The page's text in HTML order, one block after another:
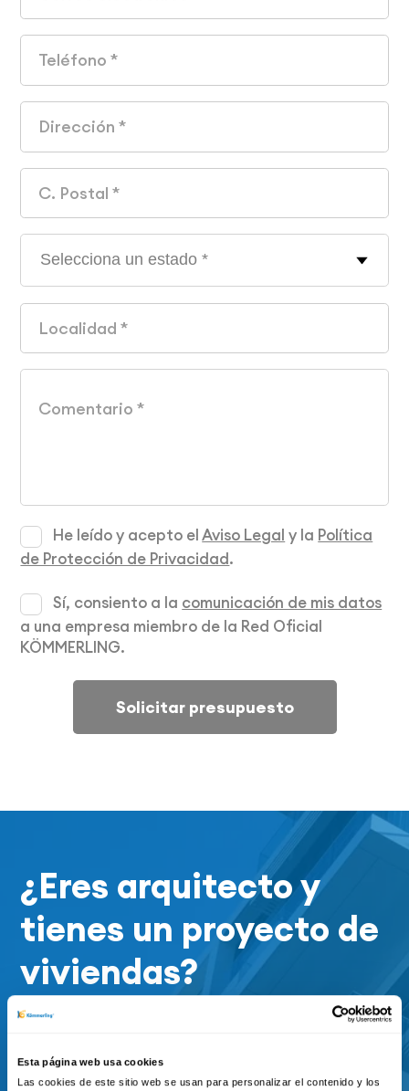
Esta página web usa cookies
Las cookies de este sitio web se usan para personalizar el contenido y los
He leído y acepto elAviso Legal y la Política
de Protección de Privacidad.
Sí, consiento a la comunicación de mis datos
a una empresa miembro de la Red Oficial
KÖMMERLING.
Solicitar presupuesto
¿Eres arquitecto y
tienes un proyecto de
viviendas?
Ponte en contacto con el servicio